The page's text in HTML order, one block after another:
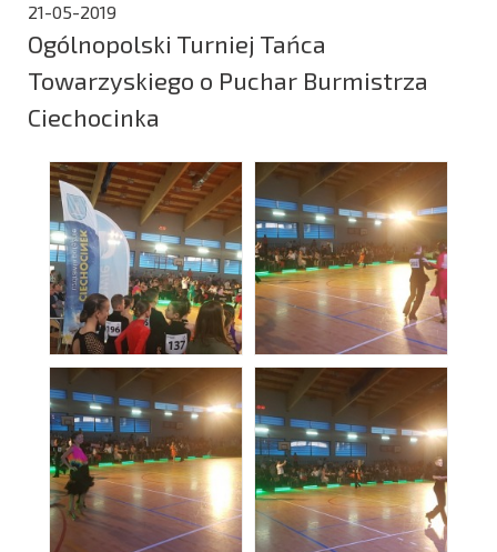
21-05-2019
Ogólnopolski Turniej Tańca
Towarzyskiego o Puchar Burmistrza
Ciechocinka